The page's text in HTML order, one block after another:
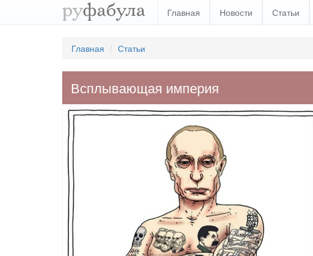
Главная Новости Статьи
Главная Статьи
Всплывающая империя